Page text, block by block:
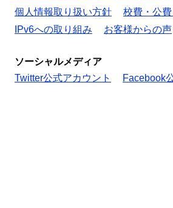
個人情報取り扱い方針
校費・公
IPv6への取り組み
お客様からの声
ソーシャルメディア
Twitter公式アカウント
Facebook